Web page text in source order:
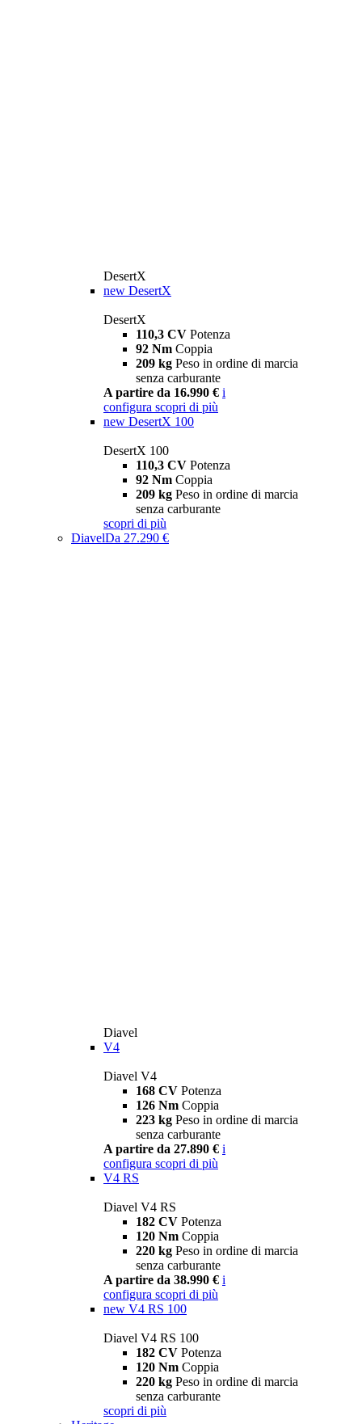
DesertX
new DesertX
DesertX
110,3 CV Potenza
92 Nm Coppia
209 kg Peso in ordine di marcia
senza carburante
A partire da 16.990 € i
configura scopri di più
new DesertX 100
DesertX 100
110,3 CV Potenza
92 Nm Coppia
209 kg Peso in ordine di marcia
senza carburante
scopri di più
DiavelDa 27.290 €
Diavel
V4
Diavel V4
168 CV Potenza
126 Nm Coppia
223 kg Peso in ordine di marcia
senza carburante
A partire da 27.890 € i
configura scopri di più
V4 RS
Diavel V4 RS
182 CV Potenza
120 Nm Coppia
220 kg Peso in ordine di marcia
senza carburante
A partire da 38.990 € i
configura scopri di più
new V4 RS 100
Diavel V4 RS 100
182 CV Potenza
120 Nm Coppia
220 kg Peso in ordine di marcia
senza carburante
scopri di più